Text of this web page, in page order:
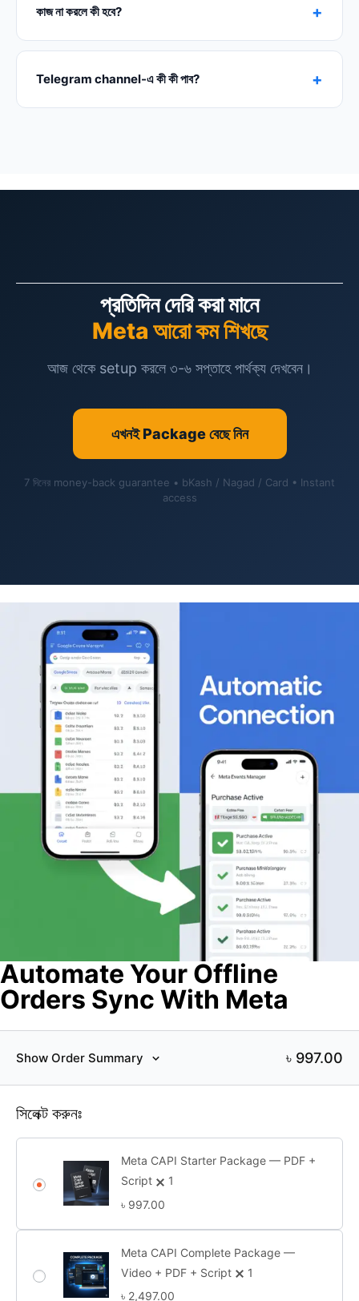
কাজ না করলে কী হবে? +
Telegram channel-এ কী কী পাব? +
প্রতিদিন দেরি করা মানে
Meta আরো কম শিখছে
আজ থেকে setup করলে ৩-৬ সপ্তাহে পার্থক্য দেখবেন।
এখনই Package বেছে নিন
7 দিনের money-back guarantee • bKash / Nagad / Card • Instant
access
Automate Your Offline
Orders Sync With Meta
Show Order Summary ৳ 997.00
সিলেক্ট করুনঃ
Meta CAPI Starter Package — PDF +
Script
1
৳ 997.00
Meta CAPI Complete Package —
Video + PDF + Script
1
৳ 2,497.00